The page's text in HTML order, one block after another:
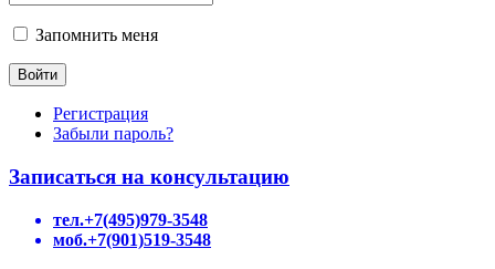
Запомнить меня
Регистрация
Забыли пароль?
Записаться на консультацию
тел.+7(495)979-3548
моб.+7(901)519-3548